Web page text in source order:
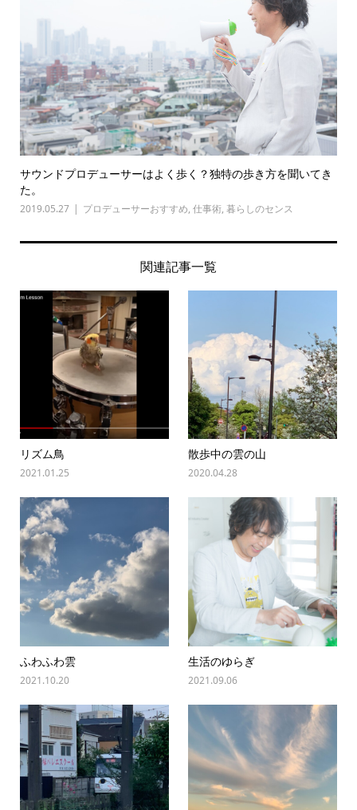
サウンドプロデューサーはよく歩く？独特の歩き方を聞いてき
た。
2019.05.27 プロデューサーおすすめ, 仕事術, 暮らしのセンス
関連記事一覧
リズム鳥
2021.01.25
散歩中の雲の山
2020.04.28
ふわふわ雲
2021.10.20
生活のゆらぎ
2021.09.06